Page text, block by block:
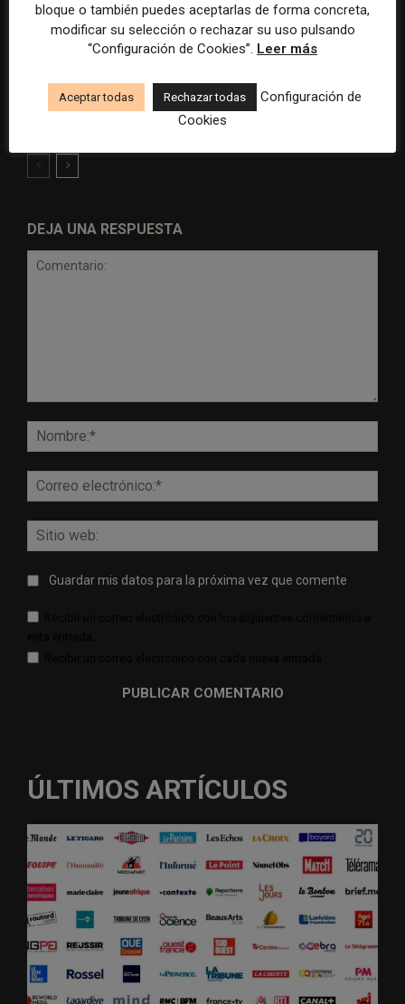
establece un sistema de
control para el uso de la
especial para la mejor
cobertura periodística del
Mundial 2026
DEJA UNA RESPUESTA
Guardar mis datos para la próxima vez que comente
ÚLTIMOS ARTÍCULOS
bloque o también puedes aceptarlas de forma concreta,
modificar su selección o rechazar su uso pulsando
“Configuración de Cookies”. Leer más
Aceptar todas Rechazar todas
Configuración de
Cookies